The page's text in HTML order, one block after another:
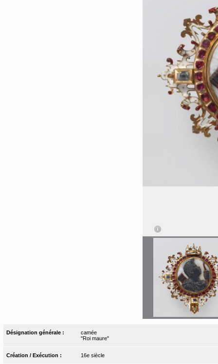
Désignation générale :
camée
"Roi maure"
Création / Exécution : 16e siècle